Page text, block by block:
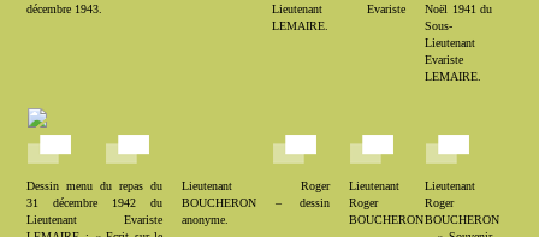
décembre 1943.
Lieutenant Evariste
LEMAIRE.
Noël 1941 du
Sous-
Lieutenant
Evariste
LEMAIRE.
Dessin menu du repas du
31 décembre 1942 du
Lieutenant Evariste
Lieutenant Roger
BOUCHERON – dessin
anonyme.
Lieutenant
Roger
BOUCHERON
Lieutenant
Roger
BOUCHERON